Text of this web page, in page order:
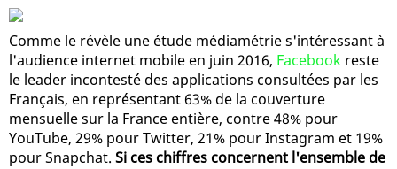
Comme le révèle une étude médiamétrie s'intéressant à
l'audience internet mobile en juin 2016, Facebook reste
le leader incontesté des applications consultées par les
Français, en représentant 63% de la couverture
mensuelle sur la France entière, contre 48% pour
YouTube, 29% pour Twitter, 21% pour Instagram et 19%
pour Snapchat. Si ces chiffres concernent l'ensemble de